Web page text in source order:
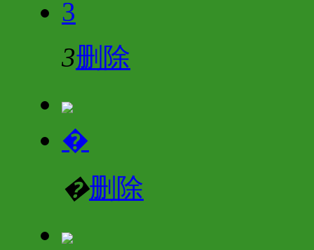
3
3删除
�
�删除